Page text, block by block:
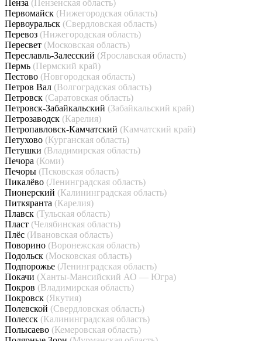
Пенза (Пензенская область)
Первомайск (Нижегородская область)
Первоуральск (Свердловская область)
Перевоз (Нижегородская область)
Пересвет (Московская область)
Переславль-Залесский (Ярославская область)
Пермь (Пермский край)
Пестово (Новгородская область)
Петров Вал (Волгоградская область)
Петровск (Саратовская область)
Петровск-Забайкальский (Забайкальский край)
Петрозаводск (Карелия)
Петропавловск-Камчатский (Камчатский край)
Петухово (Курганская область)
Петушки (Владимирская область)
Печора (Коми)
Печоры (Псковская область)
Пикалёво (Ленинградская область)
Пионерский (Калининградская область)
Питкяранта (Карелия)
Плавск (Тульская область)
Пласт (Челябинская область)
Плёс (Ивановская область)
Поворино (Воронежская область)
Подольск (Московская область)
Подпорожье (Ленинградская область)
Покачи (Ханты-Мансийский АО — Югра)
Покров (Владимирская область)
Покровск (Якутия)
Полевской (Свердловская область)
Полесск (Калининградская область)
Полысаево (Кемеровская область)